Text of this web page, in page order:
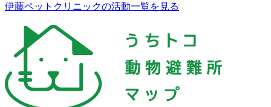
伊藤ペットクリニックの活動一覧を見る